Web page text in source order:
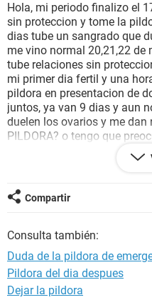
BIENESTAR
SEXUALIDAD
GLOSARIO
Hola, mi periodo finalizo el
sin proteccion y tome la
dias tube un sangrado que
me vino normal 20,21,22 de
tube relaciones sin
mi primer dia fertil y una
pildora en presentacion de
juntos, ya van 9 dias y aun
duelen los ovarios y me dan
PILDORA? o tengo que
tardar en venir el sangrado
alla tomado el 18 de abril y
Compartir
Consulta también:
Duda de la pildora de
Pildora del dia despues
Dejar la pildora